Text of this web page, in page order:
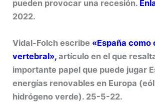
pueden provocar una recesión.
2022.
Vidal-Folch escribe «España como
vertebral», artículo en el que
importante papel que puede jugar
energías renovables en Europa
hidrógeno verde). 25-5-22.